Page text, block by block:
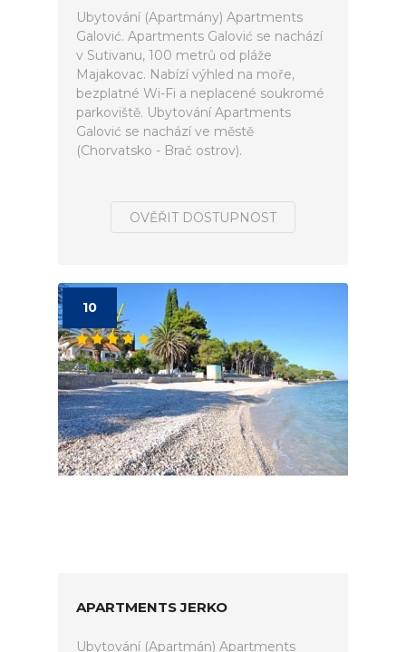
Ubytování (Apartmány) Apartments
Galović. Apartments Galović se nachází
v Sutivanu, 100 metrů od pláže
Majakovac. Nabízí výhled na moře,
bezplatné Wi-Fi a neplacené soukromé
parkoviště. Ubytování Apartments
Galović se nachází ve městě
(Chorvatsko - Brač ostrov).
OVĚŘIT DOSTUPNOST
10
APARTMENTS JERKO
Ubytování (Apartmán) Apartments